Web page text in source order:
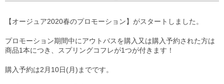
メニュー・価格
Staff
【オージュア2020春のプロモーション】がスタートしました。
プロモーション期間中にアウトバスを購入又は購入予約された方は
商品1本につき、スプリングコフレが1つが付きます！
購入予約は2月10日(月)までです。